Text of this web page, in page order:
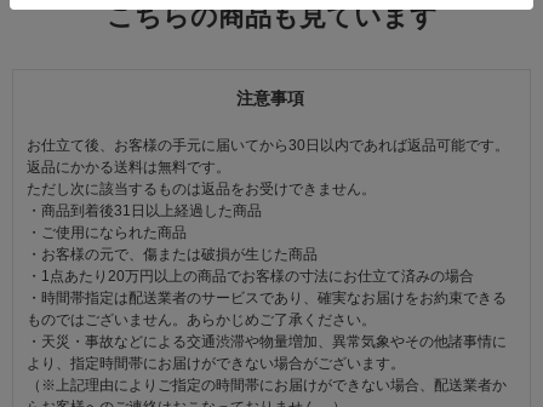
こちらの商品も見ています
注意事項
お仕立て後、お客様の手元に届いてから30日以内であれば返品可能です。
返品にかかる送料は無料です。
ただし次に該当するものは返品をお受けできません。
・商品到着後31日以上経過した商品
・ご使用になられた商品
・お客様の元で、傷または破損が生じた商品
・1点あたり20万円以上の商品でお客様の寸法にお仕立て済みの場合
・時間帯指定は配送業者のサービスであり、確実なお届けをお約束できる
ものではございません。あらかじめご了承ください。
・天災・事故などによる交通渋滞や物量増加、異常気象やその他諸事情に
より、指定時間帯にお届けができない場合がございます。
（※上記理由によりご指定の時間帯にお届けができない場合、配送業者か